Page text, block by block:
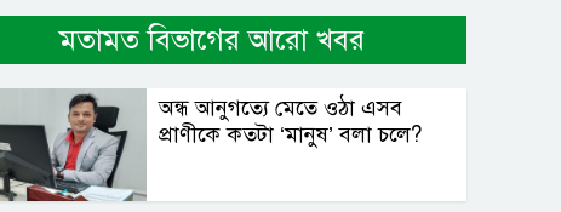
মতামত বিভাগের আরো খবর
অন্ধ আনুগত্যে মেতে ওঠা এসব
প্রাণীকে কতটা ‘মানুষ’ বলা চলে?